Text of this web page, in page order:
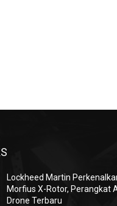
Lockheed Martin
Morfius X-Rotor, Perangkat
Drone Terbaru